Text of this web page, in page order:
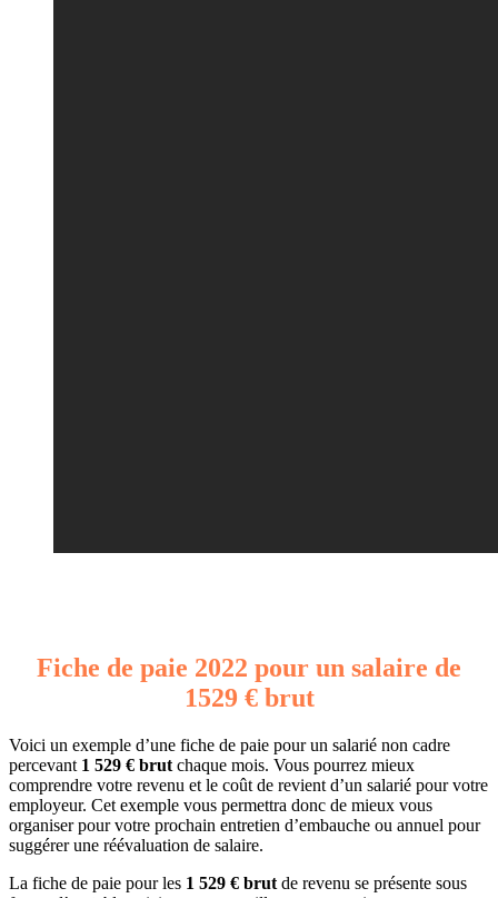
Fiche de paie 2022 pour un salaire de
1529 € brut
Voici un exemple d’une fiche de paie pour un salarié non cadre
percevant 1 529 € brut chaque mois. Vous pourrez mieux
comprendre votre revenu et le coût de revient d’un salarié pour votre
employeur. Cet exemple vous permettra donc de mieux vous
organiser pour votre prochain entretien d’embauche ou annuel pour
suggérer une réévaluation de salaire.
La fiche de paie pour les 1 529 € brut de revenu se présente sous